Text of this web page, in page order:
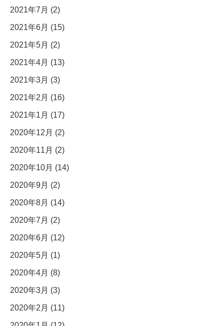
2021年7月 (2)
2021年6月 (15)
2021年5月 (2)
2021年4月 (13)
2021年3月 (3)
2021年2月 (16)
2021年1月 (17)
2020年12月 (2)
2020年11月 (2)
2020年10月 (14)
2020年9月 (2)
2020年8月 (14)
2020年7月 (2)
2020年6月 (12)
2020年5月 (1)
2020年4月 (8)
2020年3月 (3)
2020年2月 (11)